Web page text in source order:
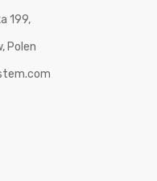
199,
Polen